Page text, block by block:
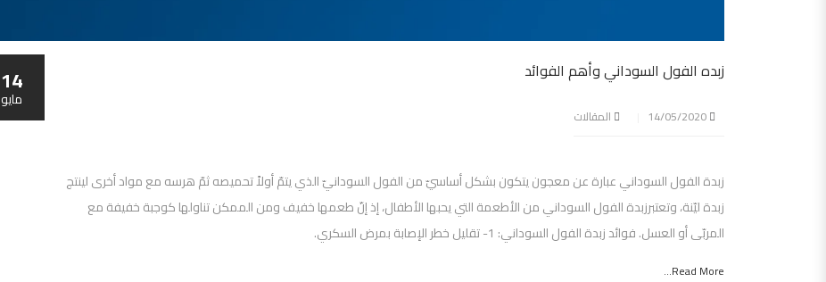
زبده الفول السوداني وأهم الفوائد
المقالات
زبدة الفول السوداني عبارة عن معجون يتكون بشكل أساسيّ من الفول السودانيّ الذي يتمّ أولاً تحميصه ثمّ هرسه مع مواد أخرى لينتج
زبدة ليّنة، وتعتبرزبدة الفول السوداني من الأطعمة التي يحبها الأطفال، إذ إنّ طعمها خفيف ومن الممكن تناولها كوجبة خفيفة مع
المربّى أو العسل. فوائد زبدة الفول السوداني: 1- تقليل خطر الإصابة بمرض السكري.
Read More...
14
مايو